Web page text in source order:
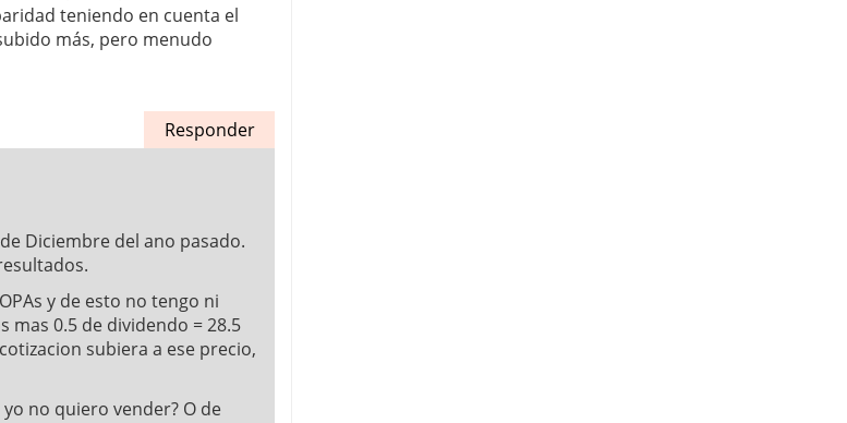
teniendo en cuenta el
más, pero menudo
Responder
Diciembre del ano pasado.
y de esto no tengo ni
mas 0.5 de dividendo = 28.5
subiera a ese precio,
yo no quiero vender? O de